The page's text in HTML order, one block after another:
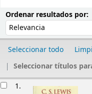
Ordenar resultados por:
Seleccionar todo
Seleccionar títulos
1.